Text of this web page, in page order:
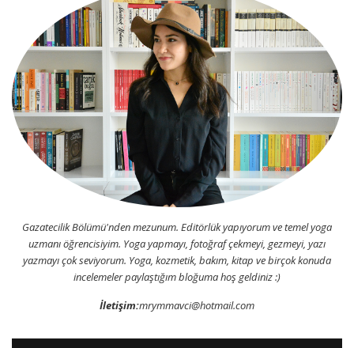
Gazatecilik Bölümü'nden mezunum. Editörlük yapıyorum ve temel yoga
uzmanı öğrencisiyim. Yoga yapmayı, fotoğraf çekmeyi, gezmeyi, yazı
yazmayı çok seviyorum. Yoga, kozmetik, bakım, kitap ve birçok konuda
incelemeler paylaştığım bloğuma hoş geldiniz :)
İletişim:mrymmavci@hotmail.com